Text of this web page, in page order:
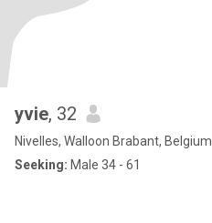
yvie, 32
Nivelles, Walloon Brabant, Belgium
Seeking: Male 34 - 61